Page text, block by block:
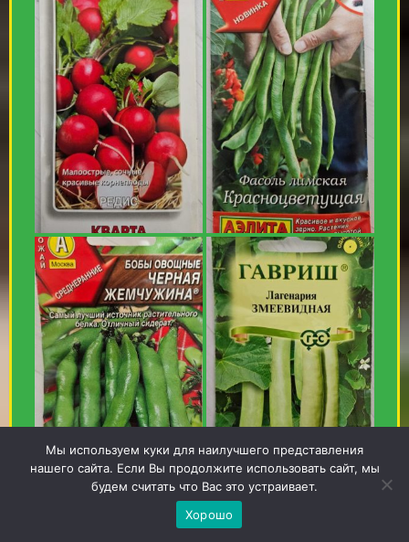
Мы используем куки для наилучшего представления
нашего сайта. Если Вы продолжите использовать сайт, мы
будем считать что Вас это устраивает.
Хорошо